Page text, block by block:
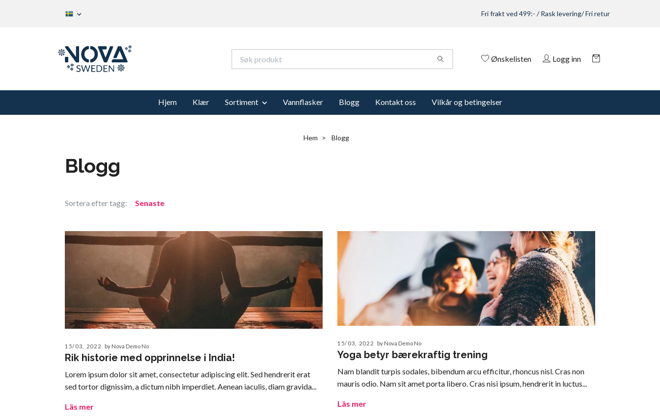
Fri frakt ved 499:- / Rask levering/ Fri retur
Ønskelisten Logg inn
Hjem Klær Sortiment Vannflasker Blogg Kontakt oss Vilkår og betingelser
Hem Blogg
Blogg
Sortera efter tagg: Senaste
15/03, 2022 by Nova Demo No
Rik historie med opprinnelse i India!
Lorem ipsum dolor sit amet, consectetur adipiscing elit. Sed hendrerit erat
sed tortor dignissim, a dictum nibh imperdiet. Aenean iaculis, diam gravida...
Läs mer
15/03, 2022 by Nova Demo No
Yoga betyr bærekraftig trening
Nam blandit turpis sodales, bibendum arcu efficitur, rhoncus nisl. Cras non
mauris odio. Nam sit amet porta libero. Cras nisi ipsum, hendrerit in luctus...
Läs mer